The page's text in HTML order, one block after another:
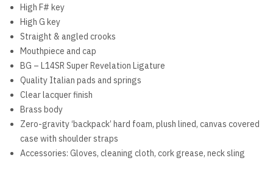
High F# key
High G key
Straight & angled crooks
Mouthpiece and cap
BG – L14SR Super Revelation Ligature
Quality Italian pads and springs
Clear lacquer finish
Brass body
Zero-gravity ‘backpack’ hard foam, plush lined, canvas covered
case with shoulder straps
Accessories: Gloves, cleaning cloth, cork grease, neck sling